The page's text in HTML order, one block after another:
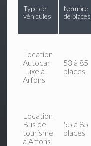
Type de
véhicules
Nombre
de places
Location
Autocar
Luxe à
Arfons
53 à 85
places
Location
Bus de
tourisme
à Arfons
55 à 85
places